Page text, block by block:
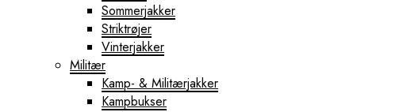
Sommerjakker
Striktrøjer
Vinterjakker
Militær
Kamp- & Militærjakker
Kampbukser